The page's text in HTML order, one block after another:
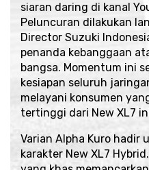
siaran daring di kanal
Peluncuran dilakukan
Director Suzuki
penanda kebanggaan
bangsa. Momentum ini
kesiapan seluruh
melayani konsumen
tertinggi dari New XL7
Varian Alpha Kuro hadir
karakter New XL7